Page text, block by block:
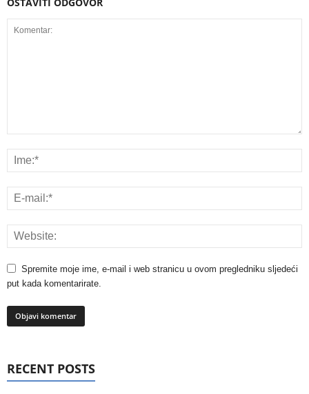
Spremite moje ime, e-mail i web stranicu u ovom pregledniku sljedeći
put kada komentarirate.
RECENT POSTS